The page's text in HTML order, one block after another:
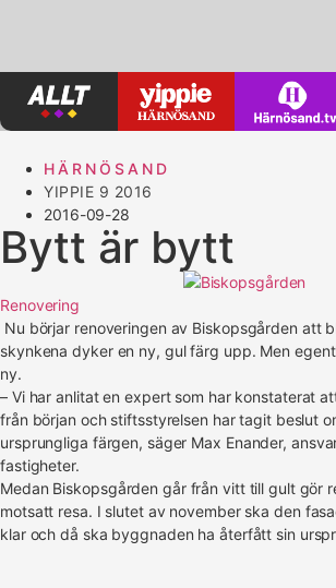
HÄRNÖSAND
YIPPIE 9 2016
2016-09-28
Bytt är bytt
Renovering
Nu börjar renoveringen av Biskopsgården att
skynkena dyker en ny, gul färg upp. Men
ny.
– Vi har anlitat en expert som har konstaterat
från början och stiftsstyrelsen har tagit beslut
ursprungliga färgen, säger Max Enander,
fastigheter.
Medan Biskopsgården går från vitt till gult gör
motsatt resa. I slutet av november ska den
klar och då ska byggnaden ha återfått sin